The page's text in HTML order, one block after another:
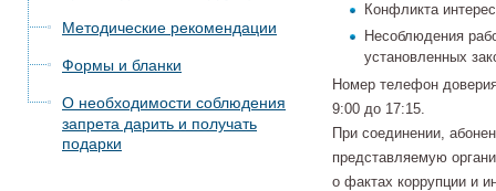
Методические рекомендации
Формы и бланки
О необходимости соблюдения
запрета дарить и получать
подарки
Конфликта
Несоблюдения
установленных
Номер телефон
9:00 до 17:15.
При соединении,
представляемую
о фактах коррупции и